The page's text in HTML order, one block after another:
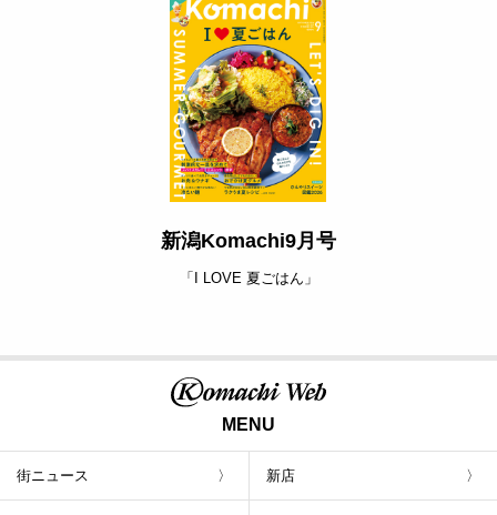
新潟Komachi9月号
「I LOVE 夏ごはん」
MENU
街ニュース 新店